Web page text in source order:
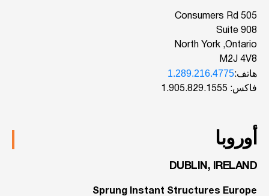
505 Consumers Rd
Suite 908
North York ,Ontario
M2J 4V8
هاتف:1.289.216.4775
فاكس: 1.905.829.1555
أوروبا
DUBLIN, IRELAND
Sprung Instant Structures Europe